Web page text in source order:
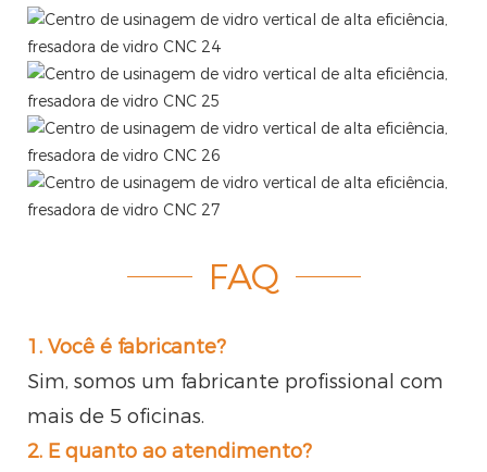
FAQ
1. Você é fabricante?
Sim, somos um fabricante profissional com
mais de 5 oficinas.
2. E quanto ao atendimento?